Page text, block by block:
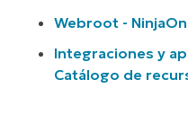
Webroot -
Integraciones y
Catálogo de